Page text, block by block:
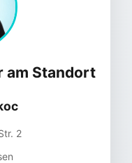
am Standort
2